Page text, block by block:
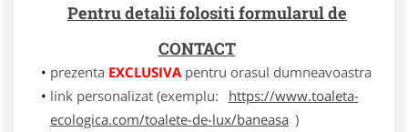
Pentru detalii folositi formularul de
CONTACT
prezenta EXCLUSIVApentru orasul dumneavoastra
link personalizat (exemplu:
https://www.toaleta-
ecologica.com/toalete-de-lux/baneasa )